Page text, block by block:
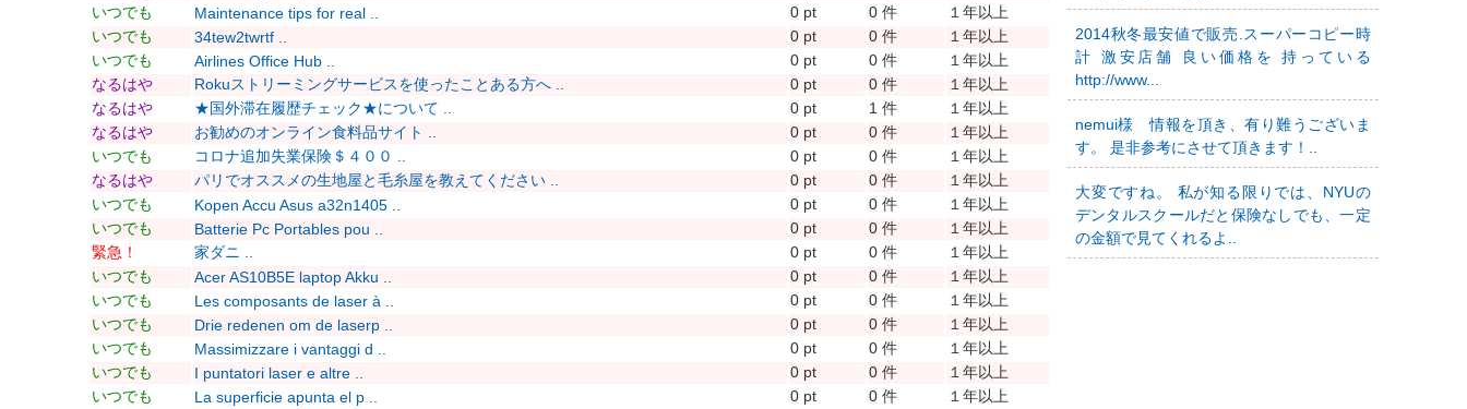
いつでも
Maintenance tips for real .. 0 pt 0 件
１年以上
いつでも
34tew2twrtf .. 0 pt 0 件
１年以上
いつでも
Airlines Office Hub .. 0 pt 0 件
１年以上
なるはや
Rokuストリーミングサービスを使ったことある方へ .. 0 pt 0 件
１年以上
なるはや
★国外滞在履歴チェック★について .. 0 pt 1 件
１年以上
なるはや
お勧めのオンライン食料品サイト .. 0 pt 0 件
１年以上
いつでも
コロナ追加失業保険＄４００ .. 0 pt 0 件
１年以上
なるはや
パリでオススメの生地屋と毛糸屋を教えてください .. 0 pt 0 件
１年以上
いつでも
Kopen Accu Asus a32n1405 .. 0 pt 0 件
１年以上
いつでも
Batterie Pc Portables pou .. 0 pt 0 件
１年以上
緊急！
家ダニ .. 0 pt 0 件
１年以上
いつでも
Acer AS10B5E laptop Akku .. 0 pt 0 件
１年以上
いつでも
Les composants de laser à .. 0 pt 0 件
１年以上
いつでも
Drie redenen om de laserp .. 0 pt 0 件
１年以上
いつでも
Massimizzare i vantaggi d .. 0 pt 0 件
１年以上
いつでも
I puntatori laser e altre .. 0 pt 0 件
１年以上
いつでも
La superficie apunta el p .. 0 pt 0 件 １年以上
2014秋冬最安値で販売.スーパーコピー時
計 激安店舗 良い価格を 持っている
http://www...
nemui様 情報を頂き、有り難うございま
す。 是非参考にさせて頂きます！..
大変ですね。 私が知る限りでは、NYUの
デンタルスクールだと保険なしでも、一定
の金額で見てくれるよ..